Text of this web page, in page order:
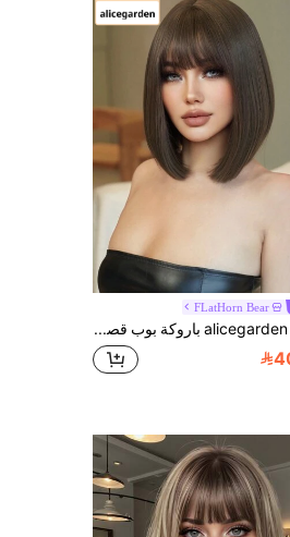
FLatHorn Bear
alicegarden باروكة بوب قصيرة صناعية 12 بوصة، أسلوب مستقيم طبيعي، بني ساحر. مصممة مع غرة، هذه الباروكة مثالية للارتداء اليومي، تعطي مظهرًا طبيعيًا وواقعيًا، مما يجعلها هدية مثالية للنساء.